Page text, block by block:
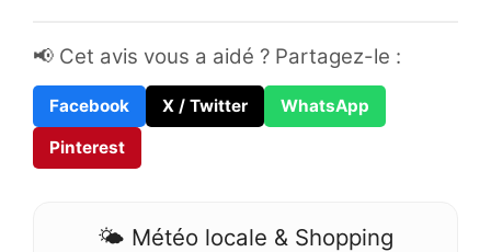
📢 Cet avis vous a aidé ? Partagez-le :
Facebook X / Twitter
WhatsApp
Pinterest
🌤️ Météo locale & Shopping